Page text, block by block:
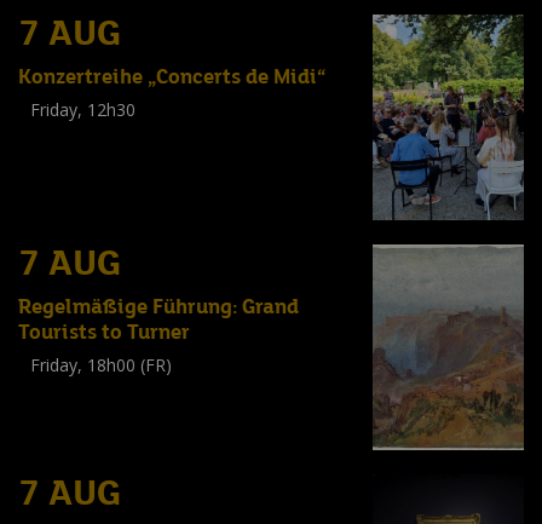
7 AUG
Konzertreihe „Concerts de Midi“
Friday, 12h30
7 AUG
Regelmäßige Führung: Grand
Tourists to Turner
Friday, 18h00 (FR)
7 AUG